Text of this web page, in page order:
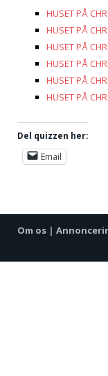
HUSET PÅ
HUSET PÅ
HUSET PÅ
HUSET PÅ
HUSET PÅ
HUSET PÅ
Del quizzen her:
Email
Om os |